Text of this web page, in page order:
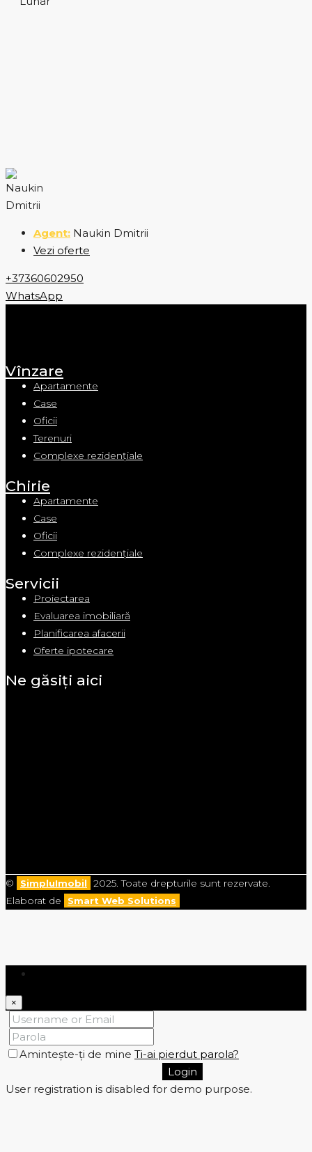
Naukin Dmitrii
Vezi oferte
+37360602950
WhatsApp
Vînzare
Apartamente
Case
Oficii
Terenuri
Complexe rezidențiale
Chirie
Apartamente
Case
Oficii
Complexe rezidențiale
Servicii
Proiectarea
Evaluarea imobiliară
Planificarea afacerii
Oferte ipotecare
Ne găsiți aici
© SimpluImobil
2025. Toate drepturile sunt rezervate.
Elaborat de
Smart Web Solutions
×
Amintește-ți de mine Ti-ai pierdut parola?
Login
User registration is disabled for demo purpose.